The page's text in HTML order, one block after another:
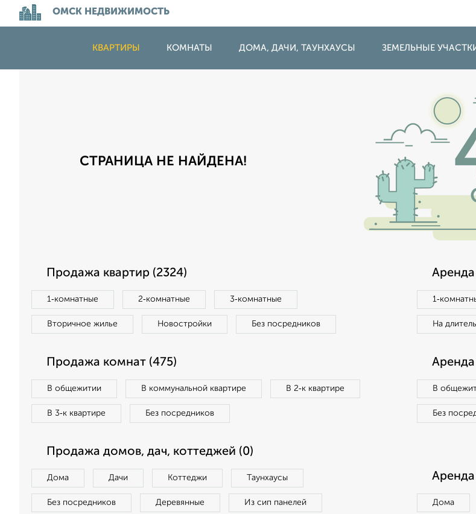
ОМСК НЕДВИЖИМОСТЬ
КВАРТИРЫ КОМНАТЫ ДОМА, ДАЧИ, ТАУНХАУСЫ ЗЕМЕЛЬНЫЕ
СТРАНИЦА НЕ НАЙДЕНА!
Продажа квартир (2324)
1‑комнатные 2‑комнатные 3‑комнатные
Вторичное жилье Новостройки Без посредников
Аренда
На
Продажа комнат (475)
В общежитии В коммунальной квартире В 2‑к квартире
В 3‑к квартире Без посредников
В
Без
Продажа домов, дач, коттеджей (0)
Дома Дачи Коттеджи Таунхаусы
Без посредников Деревянные Из сип панелей Дома